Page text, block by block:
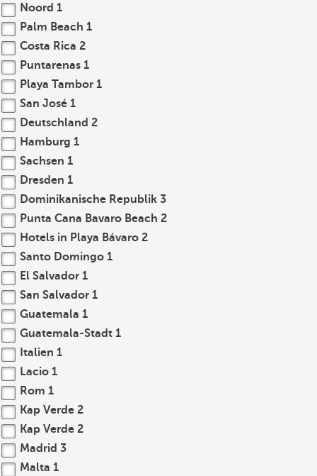
Noord 1
Palm Beach 1
Costa Rica 2
Puntarenas 1
Playa Tambor 1
San José 1
Deutschland 2
Hamburg 1
Sachsen 1
Dresden 1
Dominikanische Republik 3
Punta Cana Bavaro Beach 2
Hotels in Playa Bávaro 2
Santo Domingo 1
El Salvador 1
San Salvador 1
Guatemala 1
Guatemala-Stadt 1
Italien 1
Lacio 1
Rom 1
Kap Verde 2
Kap Verde 2
Madrid 3
Malta 1